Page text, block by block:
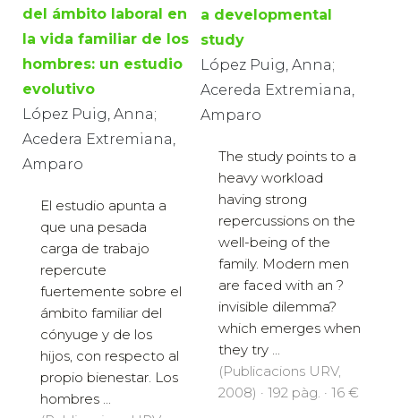
del ámbito laboral en
la vida familiar de los
hombres: un estudio
evolutivo
López Puig, Anna;
Acedera Extremiana,
Amparo
El estudio apunta a
que una pesada
carga de trabajo
repercute
fuertemente sobre el
ámbito familiar del
cónyuge y de los
hijos, con respecto al
propio bienestar. Los
hombres ...
a developmental
study
López Puig, Anna;
Acereda Extremiana,
Amparo
The study points to a
heavy workload
having strong
repercussions on the
well-being of the
family. Modern men
are faced with an ?
invisible dilemma?
which emerges when
they try ...
(Publicacions URV,
2008) · 192 pàg. · 16 €